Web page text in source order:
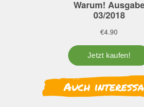
Auch